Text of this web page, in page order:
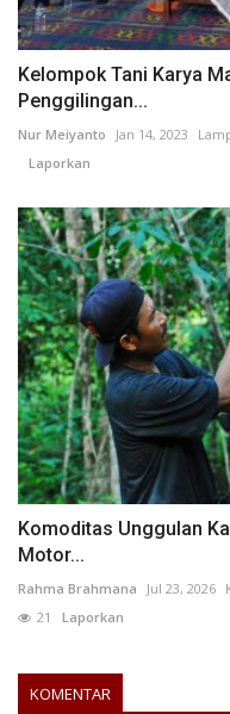
Kelompok Tani Karya
Penggilingan...
Nur Meiyanto Jan 14, 2023
Laporkan
Komoditas Unggulan
Motor...
Rahma Brahmana Jul 23, 2026
21
Laporkan
KOMENTAR